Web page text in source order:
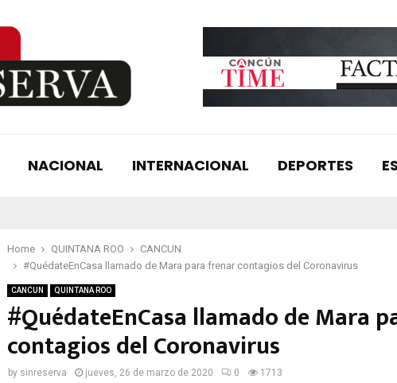
NACIONAL INTERNACIONAL DEPORTES
Home QUINTANA ROO
CANCUN
#QuédateEnCasa llamado de Mara para frenar contagios del Coronavirus
CANCUN QUINTANA ROO
#QuédateEnCasa llamado de Mara
contagios del Coronavirus
by sinreserva jueves, 26 de marzo de 2020 0 1713